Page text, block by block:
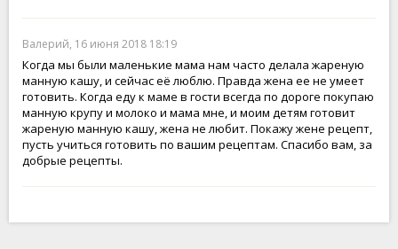
Валерий, 16 июня 2018 18:19
Когда мы были маленькие мама нам часто делала жареную
манную кашу, и сейчас её люблю. Правда жена ее не умеет
готовить. Когда еду к маме в гости всегда по дороге покупаю
манную крупу и молоко и мама мне, и моим детям готовит
жареную манную кашу, жена не любит. Покажу жене рецепт,
пусть учиться готовить по вашим рецептам. Спасибо вам, за
добрые рецепты.